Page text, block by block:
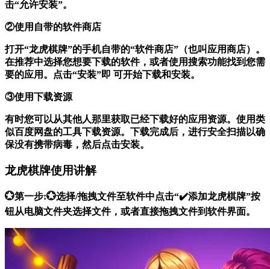
击“允许安装”。
②使用自带的软件商店
打开“龙虎棋牌”的手机自带的“软件商店”（也叫应用商店）。
在推荐中选择您想要下载的软件，或者使用搜索功能找到您需
要的应用。点击“安装”即 可开始下载和安装。
③使用下载资源
有时您可以从其他人那里获取已经下载好的应用资源。使用类
似百度网盘的工具下载资源。下载完成后，进行安全扫描以确
保没有携带病毒，然后点击安装。
龙虎棋牌使用讲解
💮第一步:💮选择/拖拽文件至软件中点击“✔️添加龙虎棋牌”按
钮从电脑文件夹选择文件，或者直接拖拽文件到软件界面。